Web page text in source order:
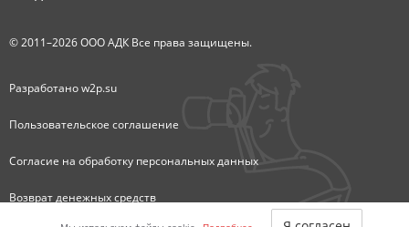
© 2011–2026 ООО АДК Все права защищены.
Разработаноw2p.su
Пользовательское соглашение
Согласие на обработку персональных данных
Возврат денежных средств